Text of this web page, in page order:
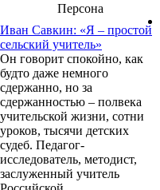
Персона
Иван Савкин: «Я – простой
сельский учитель»
Он говорит спокойно, как
будто даже немного
сдержанно, но за
сдержанностью – полвека
учительской жизни, сотни
уроков, тысячи детских
судеб. Педагог-
исследователь, методист,
заслуженный учитель